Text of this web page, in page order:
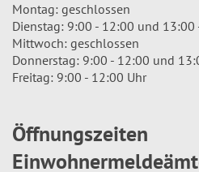
Montag: geschlossen
Dienstag: 9:00 - 12:00 und 13:00
Mittwoch: geschlossen
Donnerstag: 9:00 - 12:00 und
Freitag: 9:00 - 12:00 Uhr
Öffnungszeiten